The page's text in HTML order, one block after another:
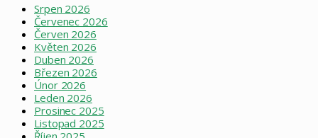
Srpen 2026
Červenec 2026
Červen 2026
Květen 2026
Duben 2026
Březen 2026
Únor 2026
Leden 2026
Prosinec 2025
Listopad 2025